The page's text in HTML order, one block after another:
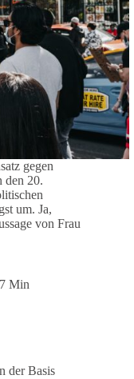
gegen
den 20.
um. Ja,
von Frau
7 Min
der Basis